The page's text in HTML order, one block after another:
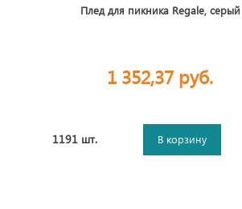
Плед для пикника Regale, серый
1 352,37 руб.
1191 шт. В корзину